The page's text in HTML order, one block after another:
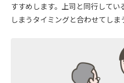
すすめします。上司と同行してい
しまうタイミングと合わせてしま